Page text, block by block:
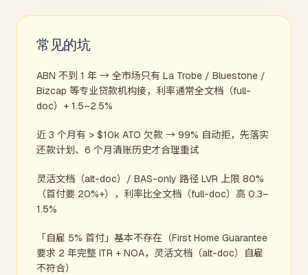
常见的坑
ABN 不到 1 年 → 全市场只有 La Trobe / Bluestone /
Bizcap 等专业贷款机构接，利率通常全文档（full-
doc）+ 1.5–2.5%
近 3 个月有 > $10k ATO 欠款 → 99% 自动拒，先落实
还款计划、6 个月清账历史才合理重试
灵活文档（alt-doc）/ BAS-only 路径 LVR 上限 80%
（首付要 20%+），利率比全文档（full-doc）高 0.3–
1.5%
「自雇 5% 首付」基本不存在（First Home Guarantee
要求 2 年完整 ITR + NOA，灵活文档（alt-doc）自雇
不符合）